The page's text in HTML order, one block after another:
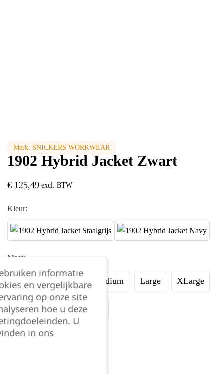
Merk: SNICKERS WORKWEAR
1902 Hybrid Jacket Zwart
€ 125,49 excl. BTW
Kleur:
Maat:
XSmall Small Medium Large XLarge
XXLarge XXXLarge
Kies je aantal:
informatie
en vergelijkbare
op onze site
hoe u deze
U
in ons